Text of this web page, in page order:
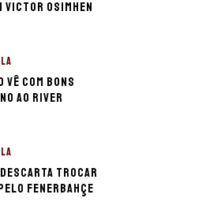
Victor Osimhen
com bons
ao River
descarta trocar
Fenerbahçe